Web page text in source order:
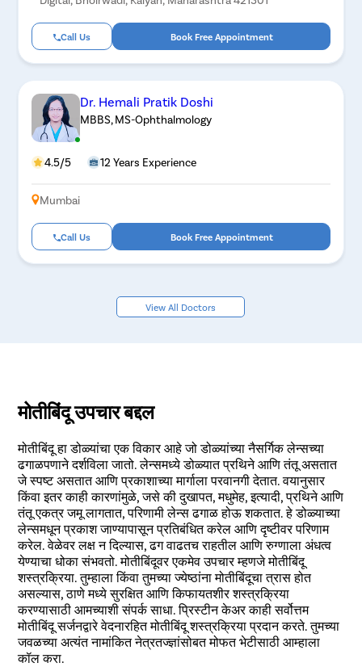
Call Us Book Free Appointment
Dr. Hemali Pratik Doshi
MBBS, MS-Ophthalmology
4.5/5 12 Years Experience
Mumbai
Call Us Book Free Appointment
View All Doctors
मोतीबिंदू उपचार बद्दल
मोतीबिंदू हा डोळ्यांचा एक विकार आहे जो डोळ्यांच्या नैसर्गिक लेन्सच्या
ढगाळपणाने दर्शविला जातो. लेन्समध्ये डोळ्यात प्रथिने आणि तंतू असतात
जे स्पष्ट असतात आणि प्रकाशाच्या मार्गाला परवानगी देतात. वयानुसार
किंवा इतर काही कारणांमुळे, जसे की दुखापत, मधुमेह, इत्यादी, प्रथिने आणि
तंतू एकत्र जमू लागतात, परिणामी लेन्स ढगाळ होऊ शकतात. हे डोळ्याच्या
लेन्समधून प्रकाश जाण्यापासून प्रतिबंधित करेल आणि दृष्टीवर परिणाम
करेल. वेळेवर लक्ष न दिल्यास, ढग वाढतच राहतील आणि रुग्णाला अंधत्व
येण्याचा धोका संभवतो. मोतीबिंदूवर एकमेव उपचार म्हणजे मोतीबिंदू
शस्त्रक्रिया. तुम्हाला किंवा तुमच्या ज्येष्ठांना मोतीबिंदूचा त्रास होत
असल्यास, ठाणे मध्ये सुरक्षित आणि किफायतशीर शस्त्रक्रिया
करण्यासाठी आमच्याशी संपर्क साधा. प्रिस्टीन केअर काही सर्वोत्तम
मोतीबिंदू सर्जनद्वारे वेदनारहित मोतीबिंदू शस्त्रक्रिया प्रदान करते. तुमच्या
जवळच्या अत्यंत नामांकित नेत्रतज्ज्ञांसोबत मोफत भेटीसाठी आम्हाला
कॉल करा.